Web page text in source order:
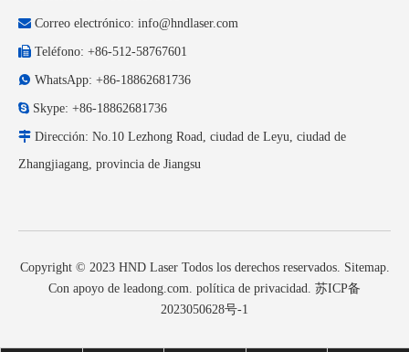
 Correo electrónico: info@hndlaser.com
 Teléfono: +86-512-58767601
 WhatsApp: +86-18862681736
 Skype: +86-18862681736
 Dirección: No.10 Lezhong Road, ciudad de Leyu, ciudad de
Zhangjiagang, provincia de Jiangsu
Copyright © 2023 HND Laser Todos los derechos reservados. Sitemap.
Con apoyo de leadong.com política de privacidad
苏ICP备
2023050628号-1